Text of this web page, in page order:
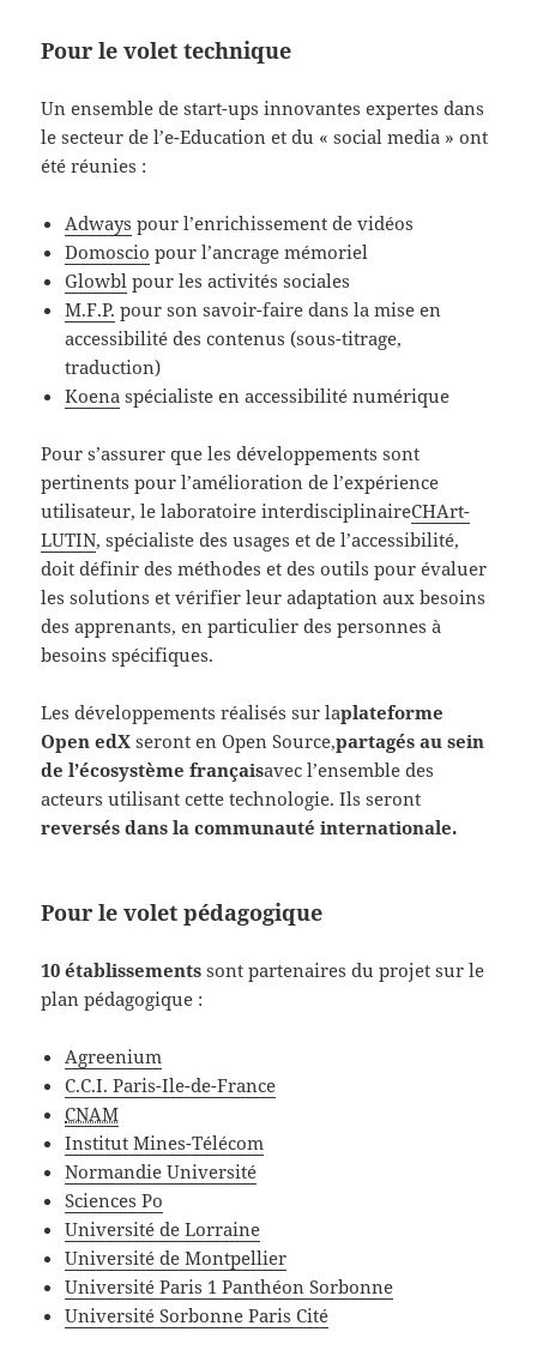
Pour le volet technique
Un ensemble de start-ups innovantes expertes dans
le secteur de l’e-Education et du « social media » ont
été réunies :
Adways pour l’enrichissement de vidéos
Domoscio pour l’ancrage mémoriel
Glowbl pour les activités sociales
M.F.P. pour son savoir-faire dans la mise en
accessibilité des contenus (sous-titrage,
traduction)
Koena spécialiste en accessibilité numérique
Pour s’assurer que les développements sont
pertinents pour l’amélioration de l’expérience
utilisateur, le laboratoire interdisciplinaireCHArt-
LUTIN, spécialiste des usages et de l’accessibilité,
doit définir des méthodes et des outils pour évaluer
les solutions et vérifier leur adaptation aux besoins
des apprenants, en particulier des personnes à
besoins spécifiques.
Les développements réalisés sur laplateforme
Open edX seront en Open Source,partagés au sein
de l’écosystème françaisavec l’ensemble des
acteurs utilisant cette technologie. Ils seront
reversés dans la communauté internationale.
Pour le volet pédagogique
10 établissements sont partenaires du projet sur le
plan pédagogique :
Agreenium
C.C.I. Paris-Ile-de-France
CNAM
Institut Mines-Télécom
Normandie Université
Sciences Po
Université de Lorraine
Université de Montpellier
Université Paris 1 Panthéon Sorbonne
Université Sorbonne Paris Cité